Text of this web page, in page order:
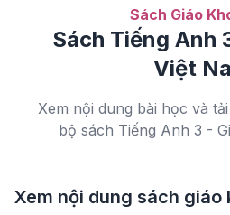
Sách Giáo
Sách Tiếng Anh
Việt
Xem nội dung bài học và
bộ sách Tiếng Anh 3 -
Xem nội dung sách giáo